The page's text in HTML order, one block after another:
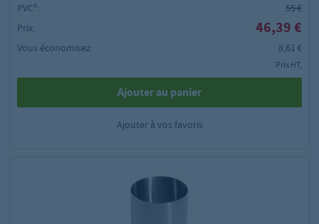
PVC²:
55 €
Prix:
46,39 €
Vous économisez: 8,61 €
Prix HT,
Ajouter au panier
Ajouter à vos favoris